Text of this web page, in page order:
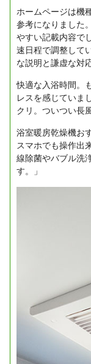
ホームページは機
参考になりました。
やすい記載内容で
速日程で調整して
な説明と謙虚な対
快適な入浴時間。
レスを感じていま
クリ。ついつい長
浴室暖房乾燥機お
スマホでも操作出
線除菌やバブル洗
す。」